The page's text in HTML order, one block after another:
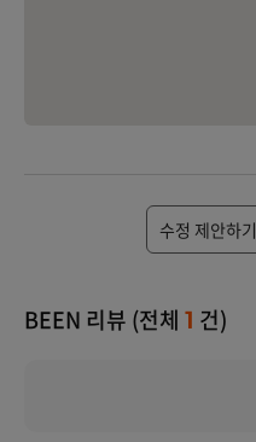
수정 제안하기
BEEN 리뷰 (전체 1 건)